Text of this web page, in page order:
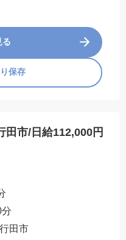
る
保存
田市/日給112,000円
田市